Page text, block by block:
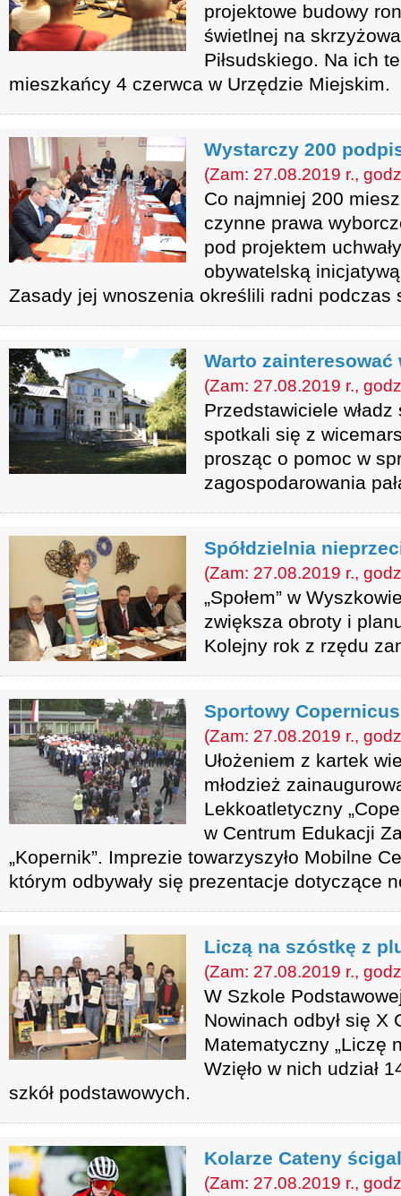
projektowe budowy
świetlnej na
Piłsudskiego. Na ich
mieszkańcy 4 czerwca w Urzędzie Miejskim.
Wystarczy 200
(Zam: 27.08.2019 r.,
Co najmniej 200
czynne prawa
pod projektem
obywatelską
Zasady jej wnoszenia określili radni podczas
Warto zainteresować
(Zam: 27.08.2019 r.,
Przedstawiciele
spotkali się z
prosząc o pomoc w
zagospodarowania
Spółdzielnia
(Zam: 27.08.2019 r.,
„Społem” w
zwiększa obroty i
Kolejny rok z rzędu
Sportowy Copernicus
(Zam: 27.08.2019 r.,
Ułożeniem z kartek
młodzież
Lekkoatletyczny
w Centrum Edukacji
„Kopernik”. Imprezie towarzyszyło Mobilne
którym odbywały się prezentacje dotyczące
Liczą na szóstkę z
(Zam: 27.08.2019 r.,
W Szkole
Nowinach odbył się X
Matematyczny „Liczę
Wzięło w nich udział
szkół podstawowych.
Kolarze Cateny
(Zam: 27.08.2019 r.,